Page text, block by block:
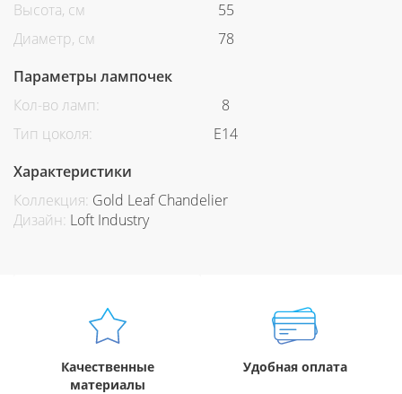
Высота, см
55
Диаметр, см
78
Параметры лампочек
Кол-во ламп:
8
Тип цоколя:
E14
Характеристики
Коллекция: Gold Leaf Chandelier
Дизайн: Loft Industry
Качественные
материалы
Удобная оплата